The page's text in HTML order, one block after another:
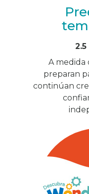
A medida
preparan
continúan